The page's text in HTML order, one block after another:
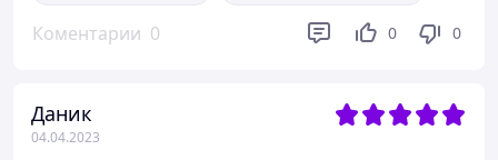
Коментарии 0 0 0
Даник
04.04.2023